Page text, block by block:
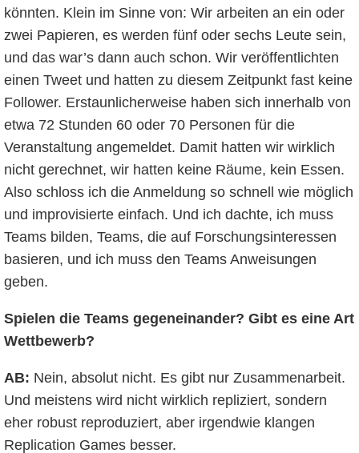
könnten. Klein im Sinne von: Wir arbeiten an ein oder
zwei Papieren, es werden fünf oder sechs Leute sein,
und das war’s dann auch schon. Wir veröffentlichten
einen Tweet und hatten zu diesem Zeitpunkt fast keine
Follower. Erstaunlicherweise haben sich innerhalb von
etwa 72 Stunden 60 oder 70 Personen für die
Veranstaltung angemeldet. Damit hatten wir wirklich
nicht gerechnet, wir hatten keine Räume, kein Essen.
Also schloss ich die Anmeldung so schnell wie möglich
und improvisierte einfach. Und ich dachte, ich muss
Teams bilden, Teams, die auf Forschungsinteressen
basieren, und ich muss den Teams Anweisungen
geben.
Spielen die Teams gegeneinander? Gibt es eine Art
Wettbewerb?
AB: Nein, absolut nicht. Es gibt nur Zusammenarbeit.
Und meistens wird nicht wirklich repliziert, sondern
eher robust reproduziert, aber irgendwie klangen
Replication Games besser.